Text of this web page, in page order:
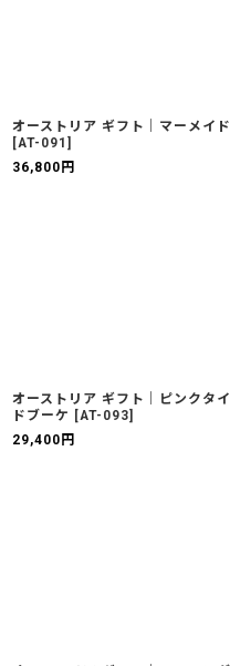
オーストリア ギフト｜マーメイド
[AT-091 ]
36,800 円
オーストリア ギフト｜ピンクタイ
ドブーケ
[AT-093]
29,400 円